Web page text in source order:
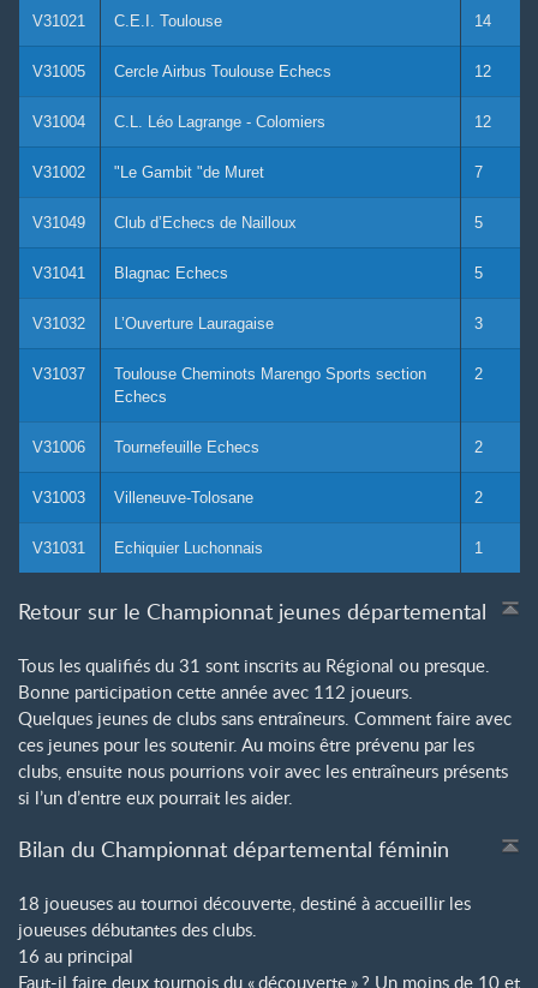
V31021 C.E.I. Toulouse 14
V31005 Cercle Airbus Toulouse Echecs 12
V31004 C.L. Léo Lagrange - Colomiers 12
V31002 "Le Gambit "de Muret 7
V31049 Club d’Echecs de Nailloux 5
V31041 Blagnac Echecs 5
V31032 L’Ouverture Lauragaise 3
V31037
Toulouse Cheminots Marengo Sports section
Echecs
2
V31006 Tournefeuille Echecs 2
V31003 Villeneuve-Tolosane 2
V31031 Echiquier Luchonnais 1
Retour sur le Championnat jeunes départemental
Tous les qualifiés du 31 sont inscrits au Régional ou presque.
Bonne participation cette année avec 112 joueurs.
Quelques jeunes de clubs sans entraîneurs. Comment faire avec
ces jeunes pour les soutenir. Au moins être prévenu par les
clubs, ensuite nous pourrions voir avec les entraîneurs présents
si l’un d’entre eux pourrait les aider.
Bilan du Championnat départemental féminin
18 joueuses au tournoi découverte, destiné à accueillir les
joueuses débutantes des clubs.
16 au principal
Faut-il faire deux tournois du «découverte »? Un moins de 10 et